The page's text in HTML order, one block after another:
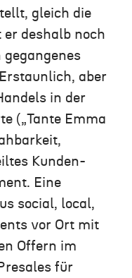
gleich die
deshalb noch
aber
in der
(„Tante Emma
Kunden-
Eine
social, local,
vor Ort mit
Offern im
für